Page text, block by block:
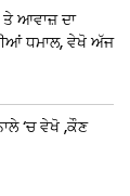
ਤੇ ਆਵਾਜ਼ ਦਾ
ਧਮਾਲ, ਵੇਖੋ ਅੱਜ
‘ਚ ਵੇਖੋ ,ਕੌਣ